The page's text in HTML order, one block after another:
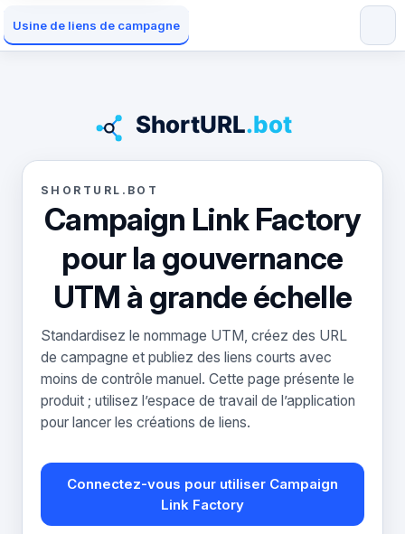
Usine de liens de campagne
SHORTURL.BOT
Campaign Link Factory
pour la gouvernance
UTM à grande échelle
Standardisez le nommage UTM, créez des URL
de campagne et publiez des liens courts avec
moins de contrôle manuel. Cette page présente le
produit ; utilisez l’espace de travail de l’application
pour lancer les créations de liens.
Connectez-vous pour utiliser Campaign
Link Factory